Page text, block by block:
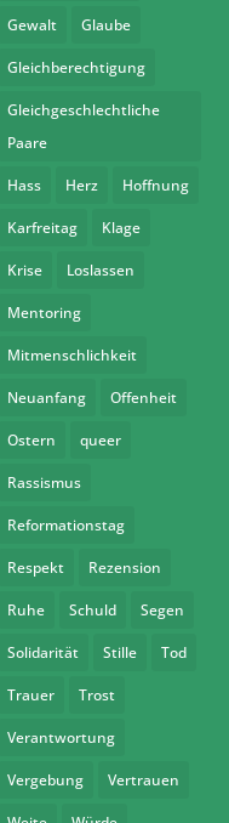
Gewalt Glaube
Gleichberechtigung
Gleichgeschlechtliche
Paare
Hass Herz Hoffnung
Karfreitag Klage
Krise Loslassen
Mentoring
Mitmenschlichkeit
Neuanfang Offenheit
Ostern queer
Rassismus
Reformationstag
Respekt Rezension
Ruhe Schuld Segen
Solidarität Stille Tod
Trauer Trost
Verantwortung
Vergebung Vertrauen